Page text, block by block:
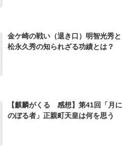
金ケ崎の戦い（退き口）明智光秀と
松永久秀の知られざる功績とは？
【麒麟がくる 感想】第41回「月に
のぼる者」正親町天皇は何を思う